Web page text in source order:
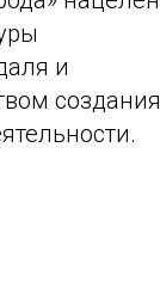
и
создания